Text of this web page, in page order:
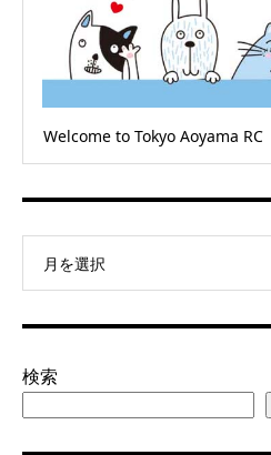
Welcome to Tokyo Aoyama RC
月を選択
検索